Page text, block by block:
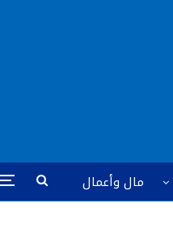
مال وأعمال